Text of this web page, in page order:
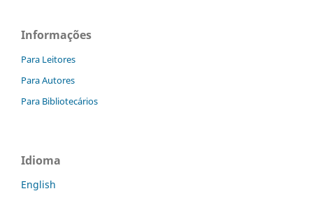
Informações
Para Leitores
Para Autores
Para Bibliotecários
Idioma
English